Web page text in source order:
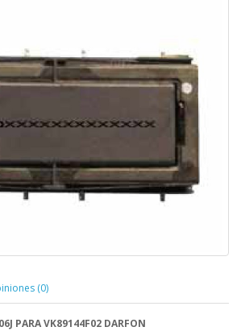
(0)
PARA VK89144F02 DARFON